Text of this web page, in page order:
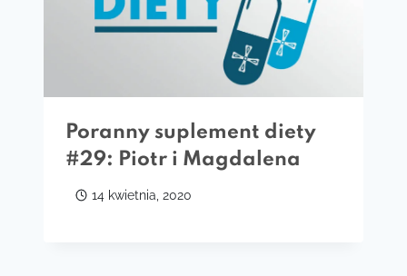
Poranny suplement diety
#29: Piotr i Magdalena
14 kwietnia, 2020